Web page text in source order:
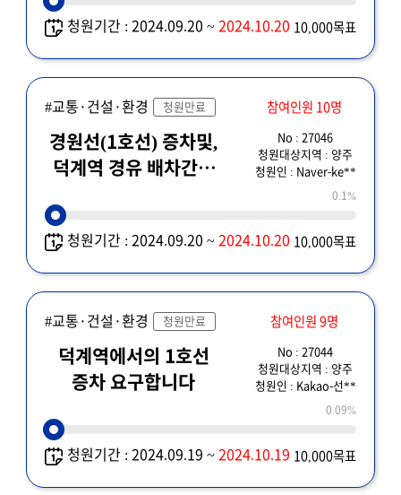
청원기간 : 2024.09.20 ~2024.10.20 10,000목표
#교통·건설·환경 청원만료 참여인원 10명
경원선(1호선) 증차및,
덕계역 경유 배차간격
No : 27046
청원대상지역 : 양주
청원인 : Naver-ke**
0.1%
청원기간 : 2024.09.20 ~2024.10.20 10,000목표
#교통·건설·환경 청원만료 참여인원 9명
덕계역에서의 1호선
증차 요구합니다
No : 27044
청원대상지역 : 양주
청원인 : Kakao-선**
0.09%
청원기간 : 2024.09.19 ~2024.10.19 10,000목표